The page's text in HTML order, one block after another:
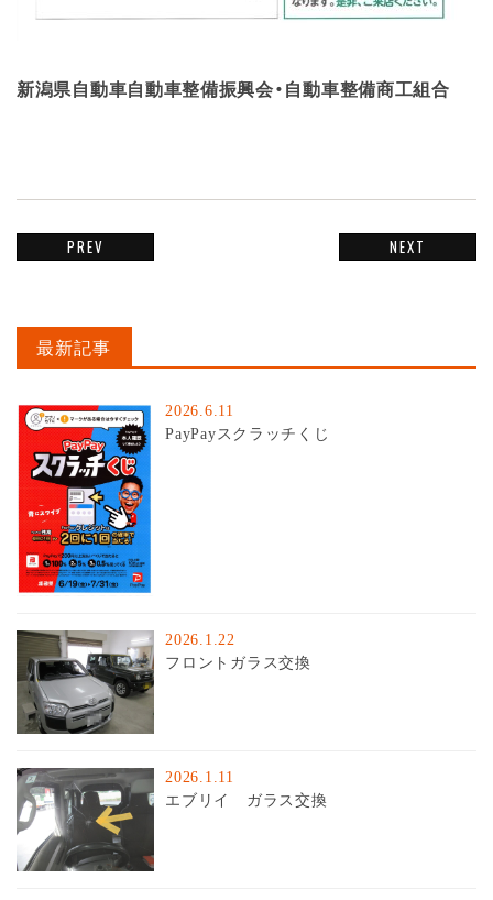
新潟県自動車自動車整備振興会・自動車整備商工組合
PREV NEXT
最新記事
2026.6.11
PayPayスクラッチくじ
2026.1.22
フロントガラス交換
2026.1.11
エブリイ ガラス交換